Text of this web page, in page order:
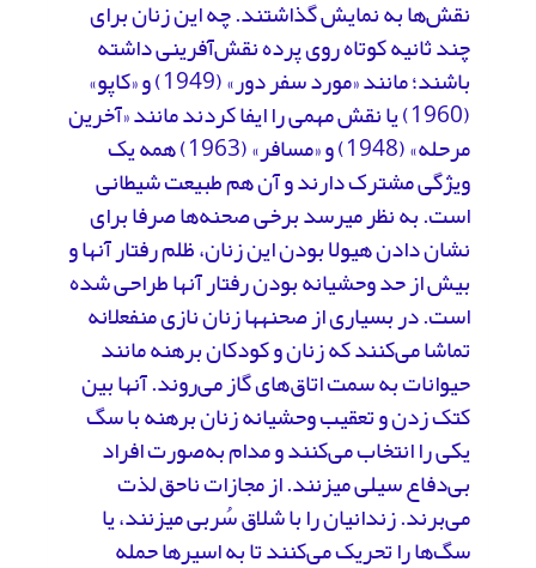
نقش‌ها به نمایش گذاشتند. چه این زنان برای
چند ثانیه کوتاه روی پرده نقش‌آفرینی داشته
باشند؛ مانند «مورد سفر دور» (1949) و «کاپو»
(1960) یا نقش مهمی را ایفا کردند مانند «آخرین
مرحله» (1948) و «مسافر» (1963) همه یک
ویژگی مشترک دارند و آن هم طبیعت شیطانی
است. به نظر می­رسد برخی صحنه‌ها صرفا برای
نشان دادن هیولا بودن این زنان، ظلم رفتار آنها و
بیش از حد وحشیانه بودن رفتار آنها طراحی شده
است. در بسیاری از صحنه­ها زنان نازی منفعلانه
تماشا می‌کنند که زنان و کودکان برهنه مانند
حیوانات به سمت اتاق‌های گاز می‌روند. آنها بین
کتک زدن و تعقیب وحشیانه زنان برهنه با سگ
یکی را انتخاب می‌کنند و مدام به‌صورت افراد
بی‌دفاع سیلی می­زنند. از مجازات ناحق لذت
می‌برند. زندانیان را با شلاق سُربی می­زنند، یا
سگ‌ها را تحریک می‌کنند تا به اسیرها حمله